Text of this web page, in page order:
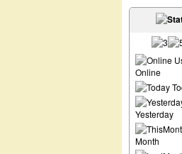
Online
Yesterday
Month